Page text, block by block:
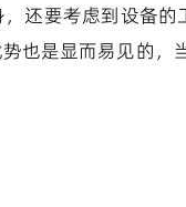
还要考虑到设备
也是显而易见的